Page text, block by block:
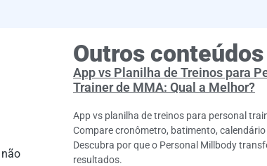
Outros conteúdos
App vs Planilha de Treinos para
Trainer de MMA: Qual a Melhor?
App vs planilha de treinos para personal
Compare cronômetro, batimento,
Descubra por que o Personal Millbody
resultados.